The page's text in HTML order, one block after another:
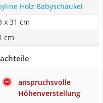
Holz Babyschaukel
x 31 cm
cm
anspruchsvolle
Höhenverstellung